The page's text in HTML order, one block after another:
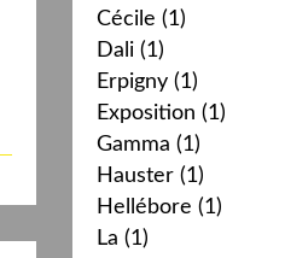
Cécile (1)
Dali (1)
Erpigny (1)
Exposition (1)
Gamma (1)
Hauster (1)
Hellébore (1)
La (1)